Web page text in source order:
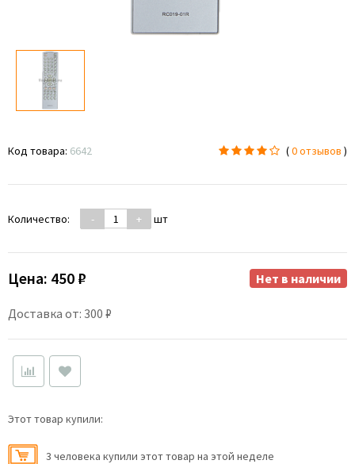
Код товара: 6642 (0 отзывов )
Количество: - + шт
Цена: 450 ₽
Доставка от: 300 ₽
Нет в наличии
Этот товар купили:
3 человекa купили этот товар на этой неделе